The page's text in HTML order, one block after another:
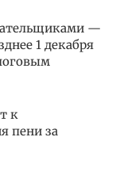
—
1 декабря
к
пени за